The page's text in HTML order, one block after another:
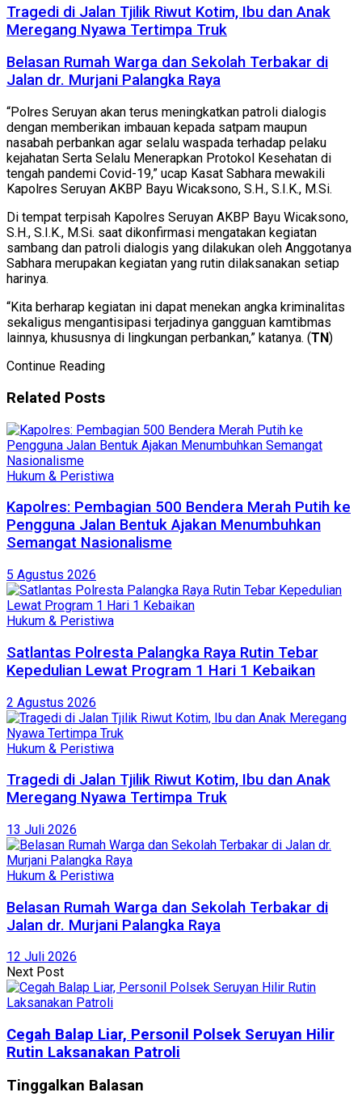
Tragedi di Jalan Tjilik Riwut Kotim, Ibu dan Anak
Meregang Nyawa Tertimpa Truk
Belasan Rumah Warga dan Sekolah Terbakar di
Jalan dr. Murjani Palangka Raya
“Polres Seruyan akan terus meningkatkan patroli dialogis
dengan memberikan imbauan kepada satpam maupun
nasabah perbankan agar selalu waspada terhadap pelaku
kejahatan Serta Selalu Menerapkan Protokol Kesehatan di
tengah pandemi Covid-19,” ucap Kasat Sabhara mewakili
Kapolres Seruyan AKBP Bayu Wicaksono, S.H., S.I.K., M.Si.
Di tempat terpisah Kapolres Seruyan AKBP Bayu Wicaksono,
S.H., S.I.K., M.Si. saat dikonfirmasi mengatakan kegiatan
sambang dan patroli dialogis yang dilakukan oleh Anggotanya
Sabhara merupakan kegiatan yang rutin dilaksanakan setiap
harinya.
“Kita berharap kegiatan ini dapat menekan angka kriminalitas
sekaligus mengantisipasi terjadinya gangguan kamtibmas
lainnya, khususnya di lingkungan perbankan,” katanya. (TN)
Continue Reading
Related Posts
Hukum & Peristiwa
Kapolres: Pembagian 500 Bendera Merah Putih ke
Pengguna Jalan Bentuk Ajakan Menumbuhkan
Semangat Nasionalisme
5 Agustus 2026
Hukum & Peristiwa
Satlantas Polresta Palangka Raya Rutin Tebar
Kepedulian Lewat Program 1 Hari 1 Kebaikan
2 Agustus 2026
Hukum & Peristiwa
Tragedi di Jalan Tjilik Riwut Kotim, Ibu dan Anak
Meregang Nyawa Tertimpa Truk
13 Juli 2026
Hukum & Peristiwa
Belasan Rumah Warga dan Sekolah Terbakar di
Jalan dr. Murjani Palangka Raya
12 Juli 2026
Next Post
Cegah Balap Liar, Personil Polsek Seruyan Hilir
Rutin Laksanakan Patroli
Tinggalkan Balasan